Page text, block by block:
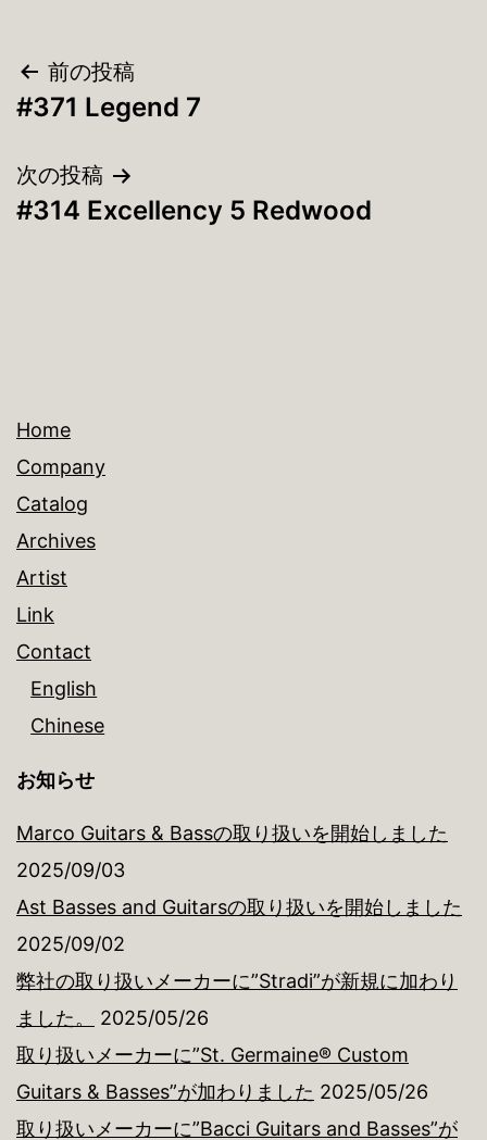
投
稿
ナ
ビ
ョ
ン
前の投稿
#371 Legend 7
次の投稿
#314 Excellency 5 Redwood
Home
Company
Catalog
Archives
Artist
Link
Contact
English
Chinese
お知らせ
Marco Guitars & Bassの取り扱いを開始しました
2025/09/03
Ast Basses and Guitarsの取り扱いを開始しました
2025/09/02
弊社の取り扱いメーカーに”Stradi”が新規に加わり
ました。
2025/05/26
取り扱いメーカーに”St. Germaine® Custom
Guitars & Basses”が加わりました 2025/05/26
取り扱いメーカーに”Bacci Guitars and Basses”が